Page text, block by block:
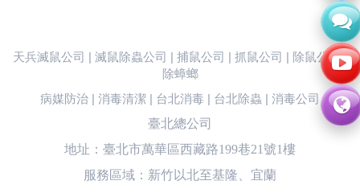
天兵滅鼠公司 | 滅鼠除蟲公司 | 捕鼠公司 | 抓鼠公司 | 除鼠公司 |
除蟑螂
病媒防治 | 消毒清潔 | 台北消毒 | 台北除蟲 | 消毒公司
臺北總公司
地址：臺北市萬華區西藏路199巷21號1樓
服務區域：新竹以北至基隆、宜蘭